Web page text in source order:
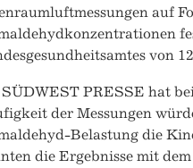
auf
von
PRESSE hat
der Messungen
Belastung die
die Ergebnisse mit